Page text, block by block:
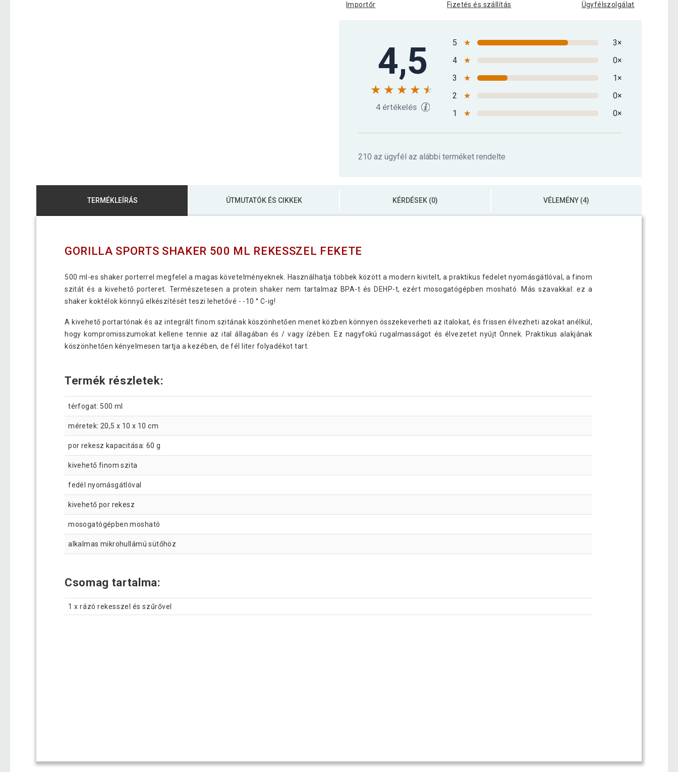
Importőr Fizetés és szállítás Ügyfélszolgálat
4,5
4 értékelés
5 ★
3×
4
★
0×
3
★
1×
2
★
0×
1
★ 0×
210 az ügyfél az alábbi terméket rendelte
TERMÉKLEÍRÁS ÚTMUTATÓK ÉS CIKKEK KÉRDÉSEK (0) VÉLEMÉNY (4)
GORILLA SPORTS SHAKER 500 ML REKESSZEL FEKETE
500 ml-es shaker porterrel megfelel a magas követelményeknek. Használhatja többek között a modern kivitelt, a praktikus fedelet nyomásgátlóval, a finom
szitát és a kivehető porteret. Természetesen a protein shaker nem tartalmaz BPA-t és DEHP-t, ezért mosogatógépben mosható. Más szavakkal: ez a
shaker koktélok könnyű elkészítését teszi lehetővé - -10 ° C-ig!
A kivehető portartónak és az integrált finom szitának köszönhetően menet közben könnyen összekeverheti az italokat, és frissen élvezheti azokat anélkül,
hogy kompromisszumokat kellene tennie az ital állagában és / vagy ízében. Ez nagyfokú rugalmasságot és élvezetet nyújt Önnek. Praktikus alakjának
köszönhetően kényelmesen tartja a kezében, de fél liter folyadékot tart.
Termék részletek:
térfogat: 500 ml
méretek: 20,5 x 10 x 10 cm
por rekesz kapacitása: 60 g
kivehető finom szita
fedél nyomásgátlóval
kivehető por rekesz
mosogatógépben mosható
alkalmas mikrohullámú sütőhöz
Csomag tartalma:
1 x rázó rekesszel és szűrővel